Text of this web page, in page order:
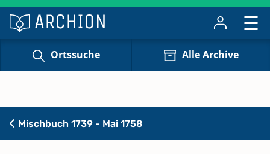
Ortssuche Alle Archive
Mischbuch 1739 - Mai 1758